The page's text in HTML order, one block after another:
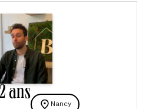
ansㅤ Nancy